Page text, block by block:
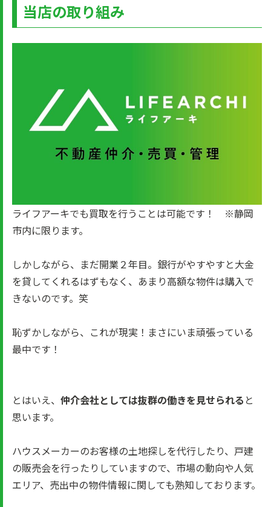
当店の取り組み
ライフアーキでも買取を行うことは可能です！ ※静岡
市内に限ります。
しかしながら、まだ開業２年目。銀行がやすやすと大金
を貸してくれるはずもなく、あまり高額な物件は購入で
きないのです。笑
恥ずかしながら、これが現実！まさにいま頑張っている
最中です！
とはいえ、 仲介会社としては抜群の働きを見せられる と
思います。
ハウスメーカーのお客様の土地探しを代行したり、戸建
の販売会を行ったりしていますので、市場の動向や人気
エリア、売出中の物件情報に関しても熟知しております。